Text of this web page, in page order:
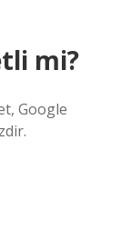
mi?
Google